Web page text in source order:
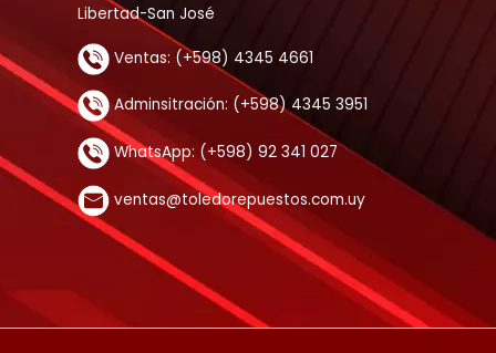
Libertad-San José
Ventas: (+598) 4345 4661
Adminsitración: (+598) 4345 3951
WhatsApp: (+598) 92 341 027
ventas@toledorepuestos.com.uy